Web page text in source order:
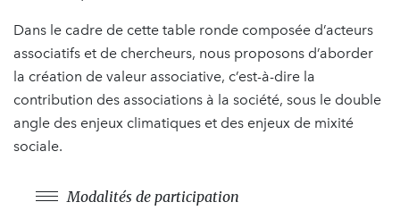
Dans le cadre de cette table ronde composée d’acteurs
associatifs et de chercheurs, nous proposons d’aborder
la création de valeur associative, c’est-à-dire la
contribution des associations à la société, sous le double
angle des enjeux climatiques et des enjeux de mixité
sociale.
Modalités de participation